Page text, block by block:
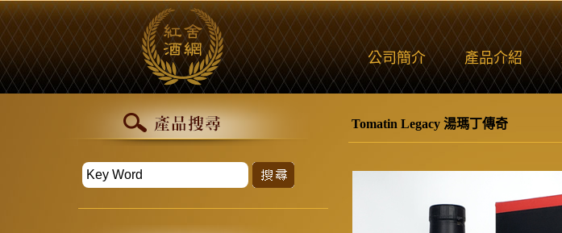
公司簡介 產品介紹
Tomatin Legacy 湯瑪丁傳奇